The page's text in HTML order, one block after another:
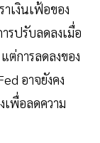
เงินเฟ้อของ
รปรับลดลงเมื่อ
ต่การลดลงของ
อาจยังคง
เพื่อลดความ